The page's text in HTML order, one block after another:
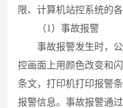
限、计算机站控系统的
（1 ）事故报警
事故报警发生时，
控画面上用颜色改变和
条文，打印机打印报警
报警信息。事故报警通